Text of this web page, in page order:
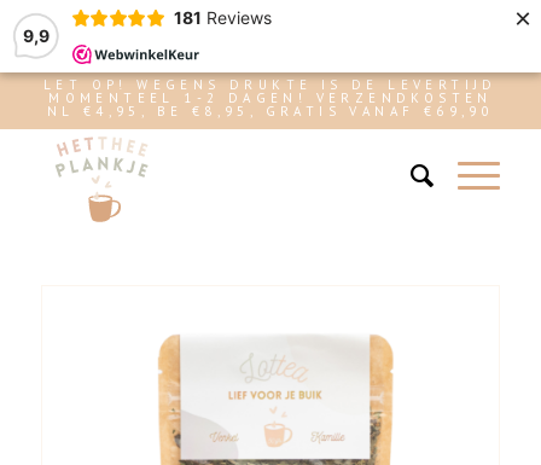
9,9
181 Reviews ×
LET OP! WEGENS DRUKTE IS DE LEVERTIJD
MOMENTEEL 1-2 DAGEN! VERZENDKOSTEN
NL €4,95, BE €8,95, GRATIS VANAF €69,90